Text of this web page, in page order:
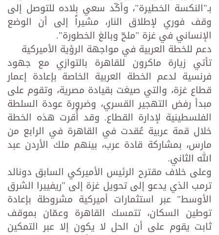
بـ"النكسة الخطيرة"، وأكّد سعي بلاده للتوصل إلى
وقف فوري لإطلاق النار، مشيراً إلى أن الوضع
الإنساني في غزة "ملحّ وبالغ الخطورة".
دعم للخطة العربية في مواجهة الرؤية الأميركية
تأتي زيارة ماكرون للقاهرة بالتوازي مع جهود
فرنسية لدعم الخطة العربية الخاصة بإعادة إعمار
قطاع غزة، والتي صيغت بقيادة مصرية، وتقوم على
مبدأ رفض التهجير القسري، وضرورة عودة السلطة
الفلسطينية لإدارة القطاع. وقد أُقرت هذه الخطة
خلال قمة عربية عُقدت في القاهرة في الرابع من
مارس، بمشاركة قادة عرب، بينهم ملك الأردن عبد
الله الثاني.
وعلى خلاف مقترح الرئيس الأميركي السابق دونالد
ترمب الذي يدعو إلى تحويل غزة إلى "ريفييرا الشرق
الأوسط" عبر استثمارات أميركية مشروطة بإعادة
توطين السكان، تتمسك القاهرة وعمّان بموقف
ثابت يقوم على أن الحل لا يكون إلا عبر التمكين